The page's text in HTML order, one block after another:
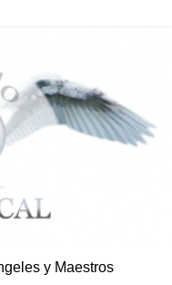
y Maestros